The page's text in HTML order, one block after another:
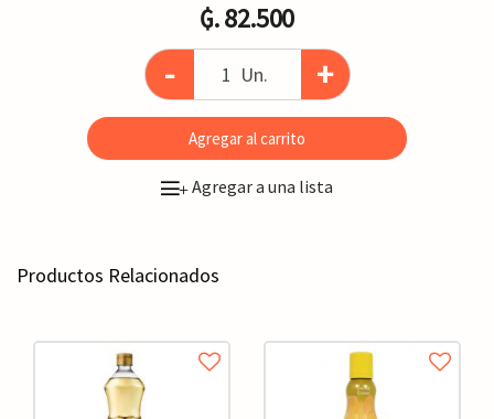
₲. 82.500
- Un. +
Agregar al carrito
+Agregar a una lista
Productos Relacionados